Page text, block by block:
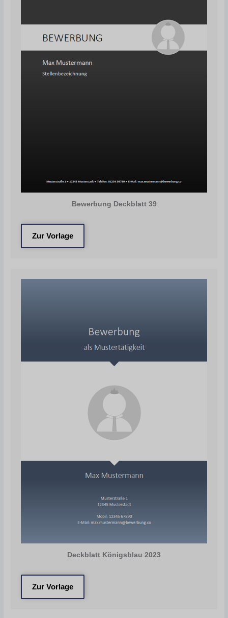
Bewerbung Deckblatt 39
Zur Vorlage
Deckblatt Königsblau 2023
Zur Vorlage